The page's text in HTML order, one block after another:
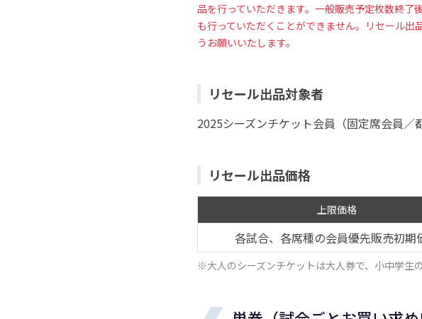
品を行っていただきます。一般販売予定枚数終了
も行っていただくことができません。リセール
うお願いいたします。
リセール出品対象者
2025シーズンチケット会員（固定席会員／
リセール出品価格
上限価格
各試合、各席種の会員優先販売初期
※大人のシーズンチケットは大人券で、小中学生